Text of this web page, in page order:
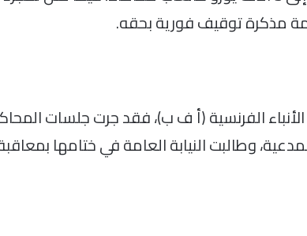
مذكرة توقيف فورية بحقه.
الفرنسية (أ ف ب)، فقد جرت جلسات
وطالبت النيابة العامة في ختامها